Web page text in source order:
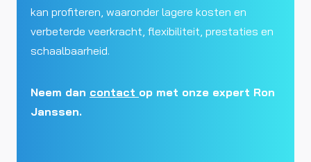
kan profiteren, waaronder lagere kosten en
verbeterde veerkracht, flexibiliteit, prestaties en
schaalbaarheid.
Neem dan contact op met onze expert Ron
Janssen.